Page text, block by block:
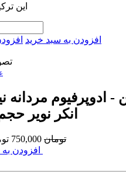
این
افزودن به سبد خرید
- ادوپرفیوم مردانه
انکر نویر حجم 100
تومان 750,000